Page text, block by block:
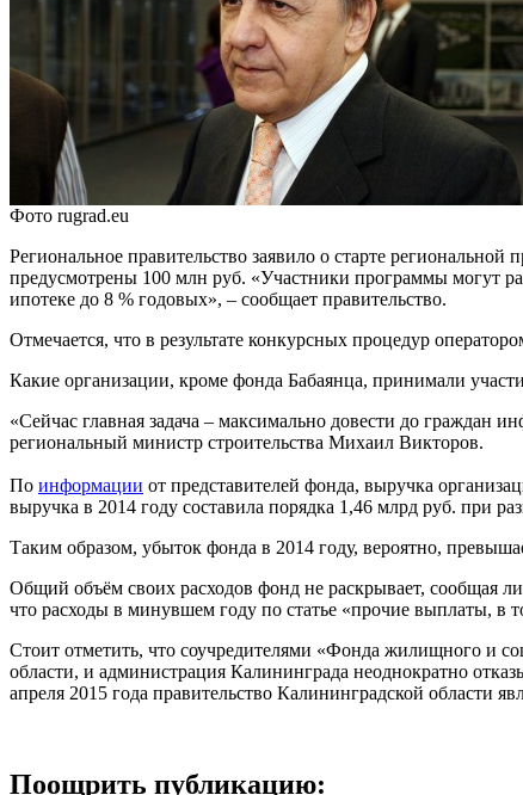
Фото rugrad.eu
Региональное правительство заявило о старте
предусмотрены 100 млн руб. «Участники программы могут
ипотеке до 8 % годовых», – сообщает правительство.
Отмечается, что в результате конкурсных процедур
Какие организации, кроме фонда Бабаянца, принимали
«Сейчас главная задача – максимально довести до граждан
региональный министр строительства Михаил Викторов.
По информации от представителей фонда, выручка
выручка в 2014 году составила порядка 1,46 млрд руб. при
Таким образом, убыток фонда в 2014 году, вероятно,
Общий объём своих расходов фонд не раскрывает, сообщая
что расходы в минувшем году по статье «прочие выплаты, в
Стоит отметить, что соучредителями «Фонда жилищного и
области, и администрация Калининграда неоднократно
апреля 2015 года правительство Калининградской области
Поощрить публикацию: